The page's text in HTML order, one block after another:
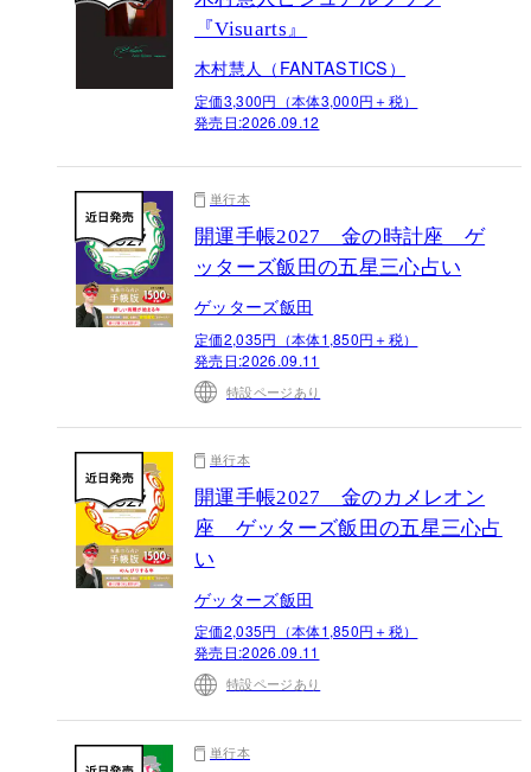
『Visuarts』
木村慧人（FANTASTICS）
定価3,300円（本体3,000円＋税）
発売日:2026.09.12
単行本
開運手帳2027 金の時計座 ゲ
ッターズ飯田の五星三心占い
ゲッターズ飯田
定価2,035円（本体1,850円＋税）
発売日:2026.09.11
特設ページあり
単行本
開運手帳2027 金のカメレオン
座 ゲッターズ飯田の五星三心占
い
ゲッターズ飯田
定価2,035円（本体1,850円＋税）
発売日:2026.09.11
特設ページあり
単行本